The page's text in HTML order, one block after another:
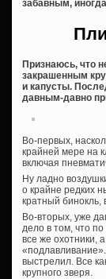
забавным,
Признаюсь, что
закрашенным
и капусты.
давным-давно
Во-первых,
крайней мере на
включая
Ну ладно
о крайне редких
кратный бинокль,
Во-вторых, уже
дело в том, что
все же охотники,
выстрелил. Все
крупного зверя.